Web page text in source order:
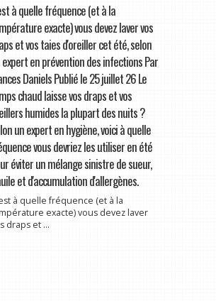
à quelle fréquence (et à la
exacte) vous devez laver vos
et vos taies d'oreiller cet été, selon
expert en prévention des infections Par
Daniels Publié le 25 juillet 26 Le
chaud laisse vos draps et vos
humides la plupart des nuits ?
un expert en hygiène, voici à quelle
vous devriez les utiliser en été
éviter un mélange sinistre de sueur,
et d'accumulation d'allergènes.
à quelle fréquence (et à la
exacte) vous devez laver
draps et ...